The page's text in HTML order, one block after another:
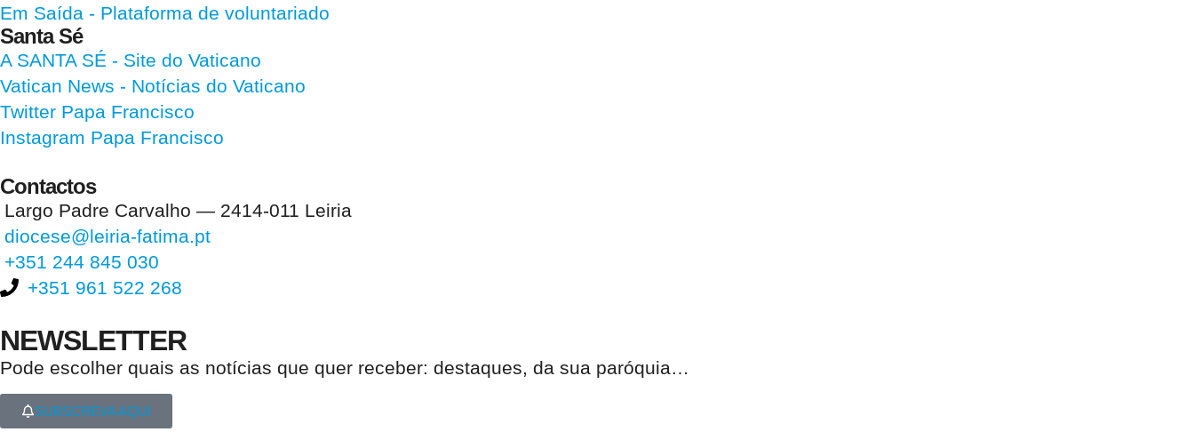
Em Saída - Plataforma de voluntariado
Santa Sé
A SANTA SÉ - Site do Vaticano
Vatican News - Notícias do Vaticano
Twitter Papa Francisco
Instagram Papa Francisco
Contactos
Largo Padre Carvalho — 2414-011 Leiria
diocese@leiria-fatima.pt
+351 244 845 030
+351 961 522 268
NEWSLETTER
Pode escolher quais as notícias que quer receber: destaques, da sua paróquia…
SUBSCREVA AQUI